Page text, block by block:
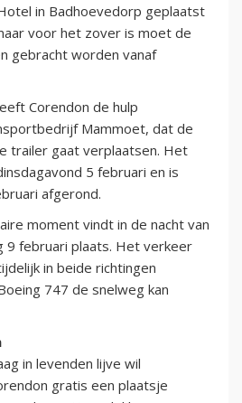
in Badhoevedorp geplaatst
voor het zover is moet de
gebracht worden vanaf
Corendon de hulp
Mammoet, dat de
trailer gaat verplaatsen. Het
5 februari en is
afgerond.
moment vindt in de nacht van
9 februari plaats. Het verkeer
in beide richtingen
747 de snelweg kan
in levenden lijve wil
gratis een plaatsje